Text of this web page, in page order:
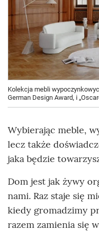
Kolekcja mebli
German Design Award, i
Wybierając meble,
lecz także
jaka będzie
Dom jest jak żywy
nami. Raz staje się
kiedy gromadzimy
razem zamienia się